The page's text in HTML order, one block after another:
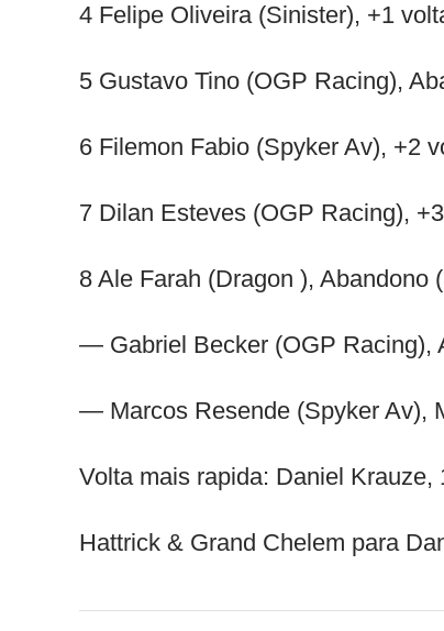
4 Felipe Oliveira (Sinister), +1
5 Gustavo Tino (OGP Racing),
6 Filemon Fabio (Spyker Av), +2
7 Dilan Esteves (OGP Racing),
8 Ale Farah (Dragon ), Abandono
— Gabriel Becker (OGP Racing),
— Marcos Resende (Spyker Av),
Volta mais rapida: Daniel Krauze,
Hattrick & Grand Chelem para